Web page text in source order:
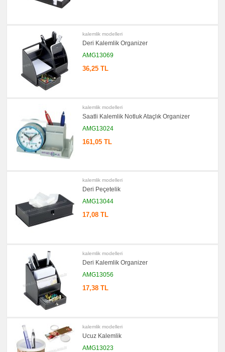
kalemlik modelleri
Deri Kalemlik Organizer
AMG13069
36,25 TL
kalemlik modelleri
Saatli Kalemlik Notluk Ataçlık Organizer
AMG13024
161,05 TL
kalemlik modelleri
Deri Peçetelik
AMG13044
17,08 TL
kalemlik modelleri
Deri Kalemlik Organizer
AMG13056
17,38 TL
kalemlik modelleri
Ucuz Kalemlik
AMG13023
promosyon
Makyaj
Aynası
&
Manikür
Seti
promosyon
Şerit
Metre
promosyon
Çakı
&
El
Feneri
promosyon
Çakmak
Çanta
Askısı
promosyon
PowerBank
&
promosyon
Flash
Bellek
promosyon
Saat
promosyon
Kalem
Seti
promosyon
Kartvizitlik